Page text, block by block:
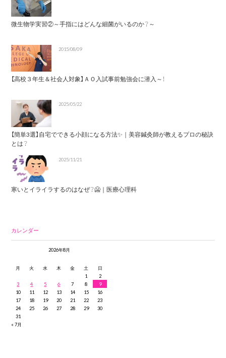
微生物学実習②～手指にはどんな細菌がいるのか？～
2015/08/09
【高校３年生＆社会人対象】ＡＯ入試事前勉強会に潜入～！
2025/05/22
【簡単3選】自宅でできる小顔になる方法✨｜美容鍼灸師が教えるプロの秘訣
とは？
2025/11/21
寒いとイライラするのはなぜ？🥶｜医療心理科
カレンダー
2026年8月
月 火 水 木 金 土
日
1
2
3
4 5 6 7 8
9
10
11 12 13 14 15
16
17
18 19 20 21 22
23
24
25 26 27 28 29
30
31
« 7月